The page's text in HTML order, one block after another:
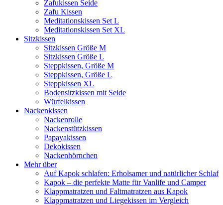
Zafukissen Seide
Zafu Kissen
Meditationskissen Set L
Meditationskissen Set XL
Sitzkissen
Sitzkissen Größe M
Sitzkissen Größe L
Steppkissen, Größe M
Steppkissen, Größe L
Steppkissen XL
Bodensitzkissen mit Seide
Würfelkissen
Nackenkissen
Nackenrolle
Nackenstützkissen
Papayakissen
Dekokissen
Nackenhörnchen
Mehr über
Auf Kapok schlafen: Erholsamer und natürlicher Schlaf
Kapok – die perfekte Matte für Vanlife und Camper
Klappmatratzen und Faltmatratzen aus Kapok
Klappmatratzen und Liegekissen im Vergleich